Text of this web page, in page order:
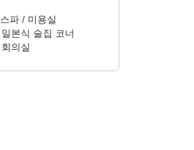
스파 / 미용실
일본식 술집 코너
회의실